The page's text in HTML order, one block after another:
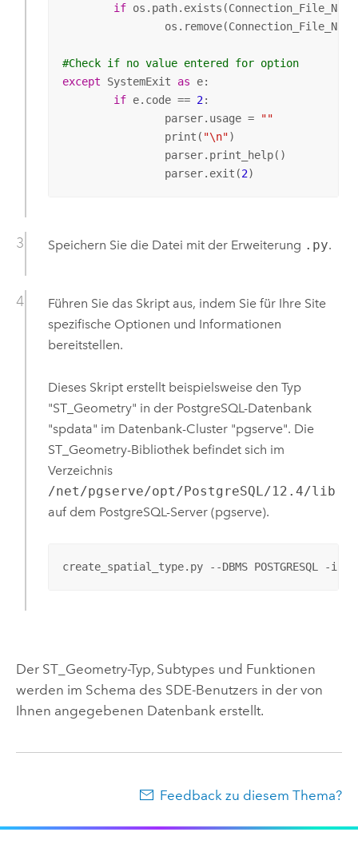
if
#Check if no value entered for option
except SystemExit as e:
if e.code == 2:
		parser.usage =
""
		print(
"\n")
		parser.exit(
2)
Speichern Sie die Datei mit der Erweiterung .py.
Führen Sie das Skript aus, indem Sie für Ihre Site
spezifische Optionen und Informationen
bereitstellen.
Dieses Skript erstellt beispielsweise den Typ
"ST_Geometry" in der PostgreSQL -Datenbank
"spdata" im Datenbank-Cluster "pgserve". Die
ST_Geometry-Bibliothek befindet sich im
Verzeichnis
/net/pgserve/opt/PostgreSQL/12.4/lib
auf dem PostgreSQL -Server (pgserve).
create_spatial_type.py --DBMS POSTGRESQL -
Der ST_Geometry-Typ, Subtypes und Funktionen
werden im Schema des SDE-Benutzers in der von
Ihnen angegebenen Datenbank erstellt.
Feedback zu diesem Thema?